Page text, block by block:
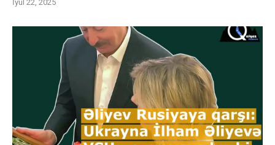
İyul 22, 2025